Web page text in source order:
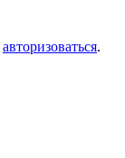
авторизоваться.